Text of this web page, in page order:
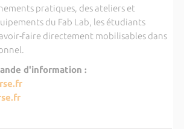
pratiques, des ateliers et
du Fab Lab, les étudiants
faire directement mobilisables dans
d'information :